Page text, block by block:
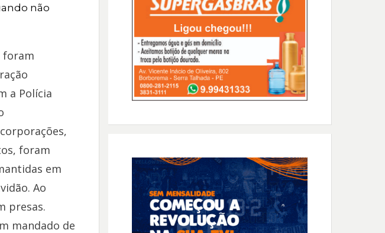
não
foram
a Polícia
foram
em
Ao
presas.
mandado de